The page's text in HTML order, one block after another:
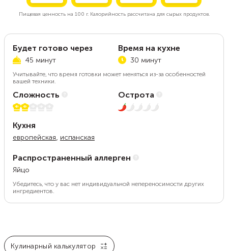
Пищевая ценность на 100 г.Калорийность рассчитана для сырых продуктов.
Будет готово через
45 минут
Время на кухне
30 минут
Учитывайте, что время готовки может меняться из-за особенностей
вашей техники.
Сложность
2 из 5
Острота
1 из 5
Кухня
европейская, испанская
Распространенный аллерген
Яйцо
Убедитесь, что у вас нет индивидуальной непереносимости других
ингредиентов.
Кулинарный калькулятор